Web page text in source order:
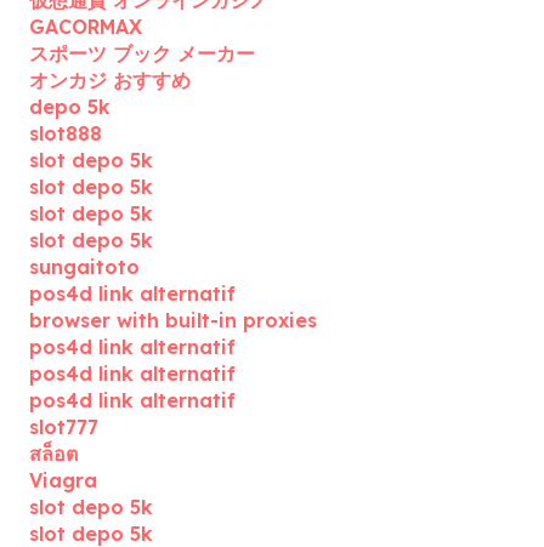
GACORMAX
スポーツ ブック メーカー
オンカジ おすすめ
depo 5k
slot888
slot depo 5k
slot depo 5k
slot depo 5k
slot depo 5k
sungaitoto
pos4d link alternatif
browser with built-in proxies
pos4d link alternatif
pos4d link alternatif
pos4d link alternatif
slot777
สล็อต
Viagra
slot depo 5k
slot depo 5k